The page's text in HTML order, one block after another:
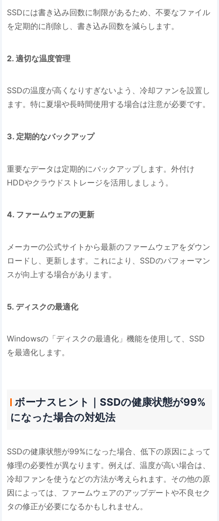
SSDには書き込み回数に制限があるため、不要なファイル
を定期的に削除し、書き込み回数を減らします。
2. 適切な温度管理
SSDの温度が高くなりすぎないよう、冷却ファンを設置し
ます。特に夏場や長時間使用する場合は注意が必要です。
3. 定期的なバックアップ
重要なデータは定期的にバックアップします。外付け
HDDやクラウドストレージを活用しましょう。
4. ファームウェアの更新
メーカーの公式サイトから最新のファームウェアをダウン
ロードし、更新します。これにより、SSDのパフォーマン
スが向上する場合があります。
5. ディスクの最適化
Windowsの「ディスクの最適化」機能を使用して、SSD
を最適化します。
ボーナスヒント｜SSDの健康状態が99%
になった場合の対処法
SSDの健康状態が99%になった場合、低下の原因によって
修理の必要性が異なります。例えば、温度が高い場合は、
冷却ファンを使うなどの方法が考えられます。その他の原
因によっては、ファームウェアのアップデートや不良セク
タの修正が必要になるかもしれません。